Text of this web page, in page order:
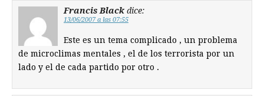
Francis Black dice:
13/06/2007 a las 07:55
Este es un tema complicado , un problema
de microclimas mentales , el de los terrorista por un
lado y el de cada partido por otro .